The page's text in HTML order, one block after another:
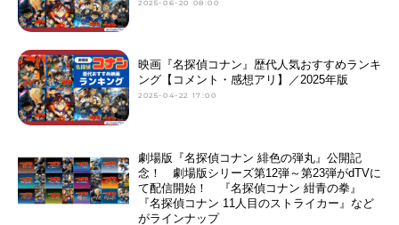
2025-06-20 08:00
映画『名探偵コナン』歴代人気おすすめランキ
ング【コメント・感想アリ】／2025年版
2025-04-22 17:00
劇場版『名探偵コナン 緋色の弾丸』公開記
念！ 劇場版シリーズ第12弾～第23弾がdTVに
て配信開始！ 『名探偵コナン 紺青の拳』
『名探偵コナン 11人目のストライカー』など
がラインナップ